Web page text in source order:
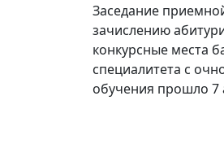
Заседание
зачислению
конкурсные места
специалитета с
обучения прошло 7